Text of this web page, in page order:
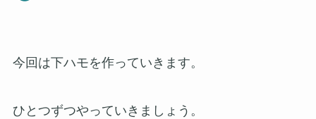
今回は下ハモを作っていきます。
ひとつずつやっていきましょう。